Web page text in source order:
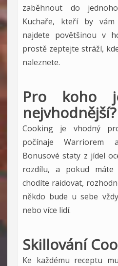
zaběhnout do
Kuchaře, kteří by
najdete povětšinou v
prostě zeptejte stráží,
naleznete.
Pro koho
nejvhodnější?
Cooking je vhodný
počínaje Warriorem
Bonusové staty z jídel
rozdílu, a pokud
chodíte raidovat,
někdo bude u sebe
nebo více lidí.
Skillování
Ke každému receptu